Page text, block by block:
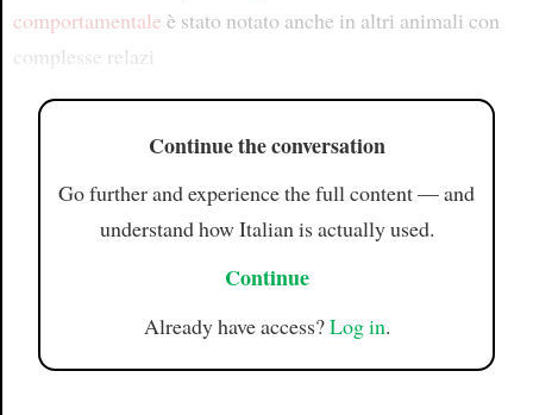
comportamentale è stato notato anche in altri animali con
complesse relazi
Continue the conversation
Go further and experience the full content — and
understand how Italian is actually used.
Continue
Already have access?Log in.